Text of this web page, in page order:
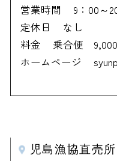
営業時間
9：00～
定休日
なし
料金
乗合便
ホームページ
児島漁協直売所